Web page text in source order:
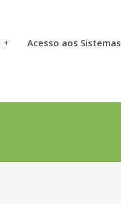
+ Acesso aos Sistemas